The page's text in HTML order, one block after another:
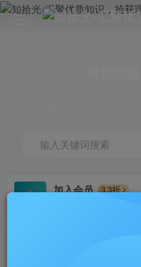
输入关键词搜索
加入会员
3.3折